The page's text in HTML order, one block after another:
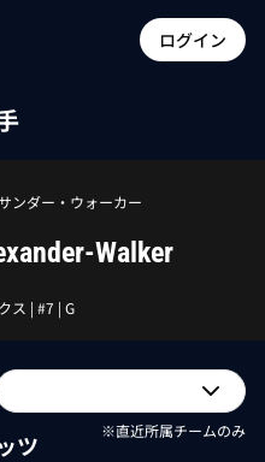
ログイン
ンダー・ウォーカー
Walker
ス | #7 | G
ツ ※直近所属チームのみ